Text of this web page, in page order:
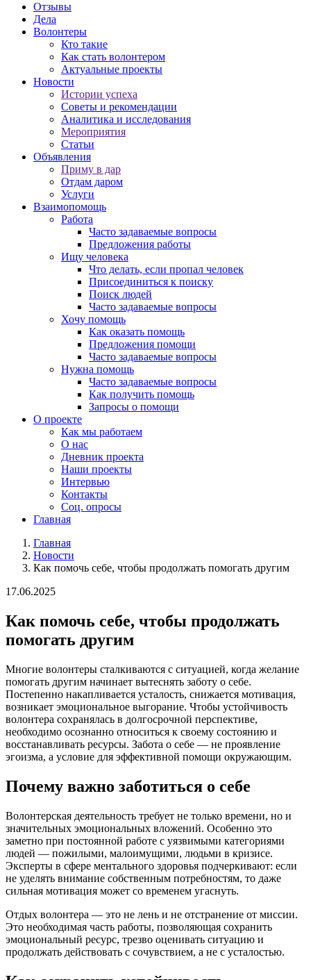
Отзывы
Дела
Волонтеры
Кто такие
Как стать волонтером
Актуальные проекты
Новости
Истории успеха
Советы и рекомендации
Аналитика и исследования
Мероприятия
Статьи
Объявления
Приму в дар
Отдам даром
Услуги
Взаимопомощь
Работа
Часто задаваемые вопросы
Предложения работы
Ищу человека
Что делать, если пропал человек
Присоединиться к поиску
Поиск людей
Часто задаваемые вопросы
Хочу помощь
Как оказать помощь
Предложения помощи
Часто задаваемые вопросы
Нужна помощь
Часто задаваемые вопросы
Как получить помощь
Запросы о помощи
О проекте
Как мы работаем
О нас
Дневник проекта
Наши проекты
Интервью
Контакты
Соц. опросы
Главная
Главная
Новости
Как помочь себе, чтобы продолжать помогать другим
17.06.2025
Как помочь себе, чтобы продолжать
помогать другим
Многие волонтеры сталкиваются с ситуацией, когда желание
помогать другим начинает вытеснять заботу о себе.
Постепенно накапливается усталость, снижается мотивация,
возникает эмоциональное выгорание. Чтобы устойчивость
волонтера сохранялась в долгосрочной перспективе,
необходимо осознанно относиться к своему состоянию и
восстанавливать ресурсы. Забота о себе — не проявление
эгоизма, а условие для эффективной помощи окружающим.
Почему важно заботиться о себе
Волонтерская деятельность требует не только времени, но и
значительных эмоциональных вложений. Особенно это
заметно при постоянной работе с уязвимыми категориями
людей — пожилыми, малоимущими, людьми в кризисе.
Эксперты в сфере ментального здоровья подчеркивают: если
не уделять внимание собственным потребностям, то даже
сильная мотивация может со временем угаснуть.
Отдых волонтера — это не лень и не отстранение от миссии.
Это необходимая часть работы, позволяющая сохранить
эмоциональный ресурс, трезво оценивать ситуацию и
продолжать действовать с сочувствием, а не с усталостью.